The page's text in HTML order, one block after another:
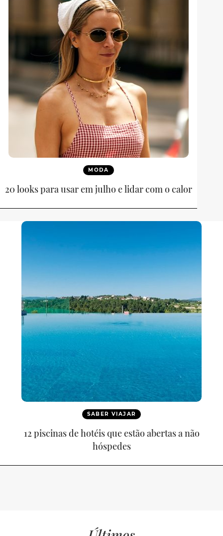
MODA
20 looks para usar em julho e lidar com o calor
SABER VIAJAR
12 piscinas de hotéis que estão abertas a não
hóspedes